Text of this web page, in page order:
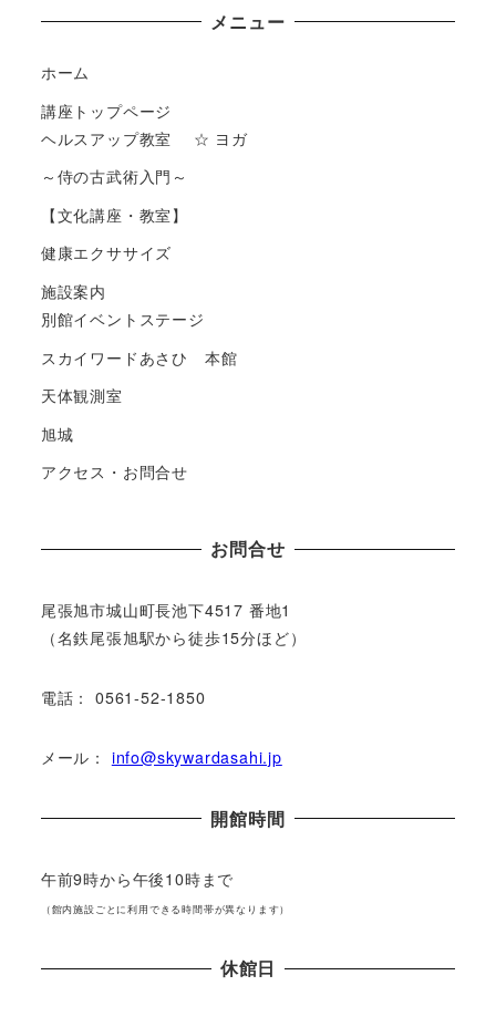
メニュー
ホーム
講座トップページ
ヘルスアップ教室 ☆ ヨガ
～侍の古武術入門～
【文化講座・教室】
健康エクササイズ
施設案内
別館イベントステージ
スカイワードあさひ 本館
天体観測室
旭城
アクセス・お問合せ
お問合せ
尾張旭市城⼭町⻑池下4517 番地1
（名鉄尾張旭駅から徒歩15分ほど）
電話： 0561-52-1850
メール： info@skywardasahi.jp
開館時間
午前9時から午後10時まで
（館内施設ごとに利⽤できる時間帯が異なります）
休館⽇